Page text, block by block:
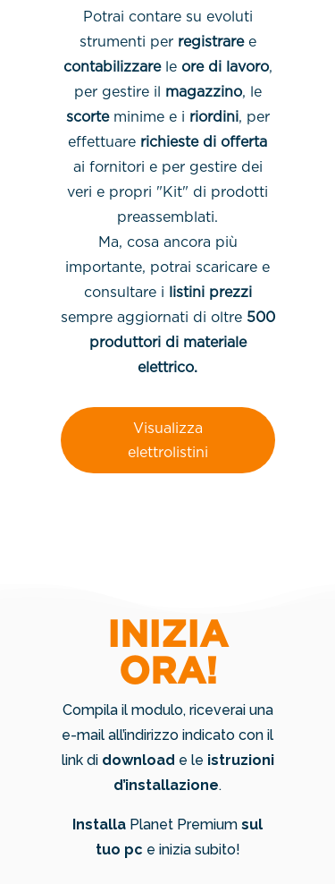
Potrai contare su evoluti
strumenti per registraree
contabilizzarele ore di lavoro,
per gestire il magazzino, le
scorteminime e i riordini, per
effettuare richieste di offerta
ai fornitori e per gestire dei
veri e propri "Kit" di prodotti
preassemblati.
Ma, cosa ancora più
importante, potrai scaricare e
consultare i listini prezzi
sempre aggiornati di oltre 500
produttori di materiale
elettrico.
Visualizza
elettrolistini
INIZIA
ORA!
Compila il modulo, riceverai una
e-mail all’indirizzo indicato con il
link di download e le istruzioni
d’installazione.
Installa Planet Premium sul
tuo pc e inizia subito!